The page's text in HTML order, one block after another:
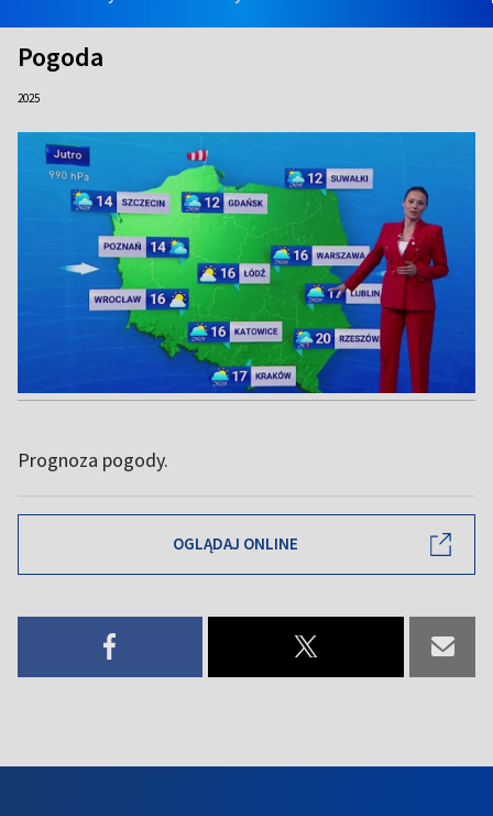
Pogoda
2025
Prognoza pogody.
OGLĄDAJ ONLINE